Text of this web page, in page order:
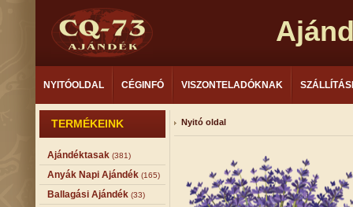
NYITÓOLDAL CÉGINFÓ VISZONTELADÓKNAK
TERMÉKEINK
Ajándéktasak (381)
Anyák Napi Ajándék (165)
Ballagási Ajándék (33)
Nyitó oldal